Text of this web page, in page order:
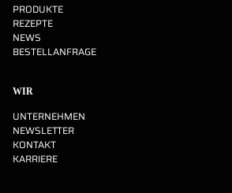
PRODUKTE
REZEPTE
NEWS
BESTELLANFRAGE
WIR
UNTERNEHMEN
NEWSLETTER
KONTAKT
KARRIERE